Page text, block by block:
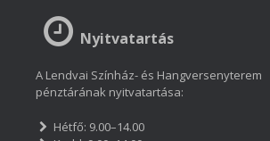
Nyitvatartás
A Lendvai Színház- és Hangversenyterem
pénztárának nyitvatartása:
Hétfő: 9.00–14.00